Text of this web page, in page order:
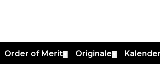
Order of Merit Originale Kalender